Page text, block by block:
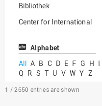
Bibliothek
Center for International
Mobility
Center for International
Chancengerechtigkeit
eLearning Competence
Alphabet
All A B C D E F G H I
Q R S T U V W Y Z
1 / 2650 entries are shown